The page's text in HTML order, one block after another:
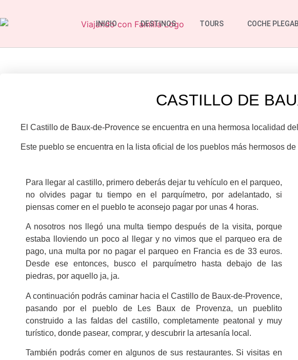
INICIO DESTINOS TOURS COCHE
CASTILLO DE
El Castillo de Baux-de-Provence se encuentra en una hermosa localidad
Este pueblo se encuentra en la lista oficial de los pueblos más hermosos
Para llegar al castillo, primero deberás dejar tu vehículo en el parqueo,
no olvides pagar tu tiempo en el parquímetro, por adelantado, si
piensas comer en el pueblo te aconsejo pagar por unas 4 horas.
A nosotros nos llegó una multa tiempo después de la visita, porque
estaba lloviendo un poco al llegar y no vimos que el parqueo era de
pago, una multa por no pagar el parqueo en Francia es de 33 euros.
Desde ese entonces, busco el parquímetro hasta debajo de las
piedras, por aquello ja, ja.
A continuación podrás caminar hacia el Castillo de Baux-de-Provence,
pasando por el pueblo de Les Baux de Provenza, un pueblito
construido a las faldas del castillo, completamente peatonal y muy
turístico, donde pasear, comprar, y descubrir la artesanía local.
También podrás comer en algunos de sus restaurantes. Si visitas en